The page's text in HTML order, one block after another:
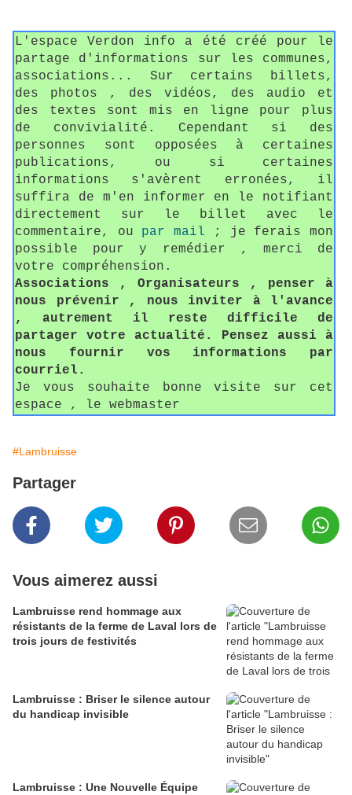
L'espace Verdon info a été créé pour le
partage d'informations sur les communes,
associations... Sur certains billets,
des photos , des vidéos, des audio et
des textes sont mis en ligne pour plus
de convivialité. Cependant si des
personnes sont opposées à certaines
publications, ou si certaines
informations s'avèrent erronées, il
suffira de m'en informer en le notifiant
directement sur le billet avec le
commentaire, ou par mail ; je ferais mon
possible pour y remédier , merci de
votre compréhension.
Associations , Organisateurs , penser à
nous prévenir , nous inviter à l'avance
, autrement il reste difficile de
partager votre actualité. Pensez aussi à
nous fournir vos informations par
courriel.
Je vous souhaite bonne visite sur cet
espace , le webmaster
#Lambruisse
Partager
Vous aimerez aussi
Lambruisse rend hommage aux
résistants de la ferme de Laval lors de
trois jours de festivités
Lambruisse : Briser le silence autour
du handicap invisible
Lambruisse : Une Nouvelle Équipe